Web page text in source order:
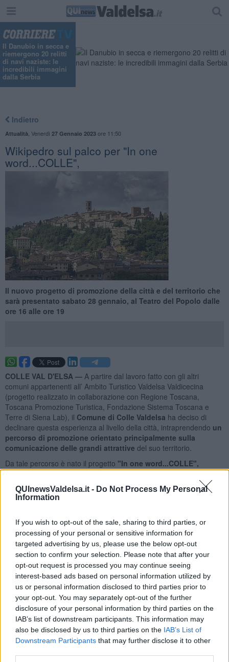
QUInewsValdelsa.it - Do Not Process My Personal
Information
If you wish to opt-out of the sale, sharing to third parties, or
processing of your personal or sensitive information for
targeted advertising by us, please use the below opt-out
section to confirm your selection. Please note that after your
opt-out request is processed you may continue seeing
interest-based ads based on personal information utilized by
us or personal information disclosed to third parties prior to
your opt-out. You may separately opt-out of the further
disclosure of your personal information by third parties on the
IAB’s list of downstream participants. This information may
also be disclosed by us to third parties on the IAB’s List of
Downstream Participants that may further disclose it to other
Il Danubio in secca e
riemergono 20 relitti
di navi naziste: le
incredibili immagini
dalla Serbia
Indietro
Attualità Venerdì 27 Gennaio 2023ore 11:50
Wikipedro sul palco per "In one
word...COLLE",
Il nuovo progetto di promozione della città e del territorio che
sarà presentato sabato 28 gennaio, al Teatro del Popolo dalle
ore 16 alle ore 19
COLLE VAL D'ELSA — A partire dal lavoro fatto con gli altri
comuni appartenenti all’ Ambito Turistico Valdelsa Valdicecina
(progetto realizzato in collaborazione con Regione Toscana,
Toscana Promozione Turistica, Fondazione Sistema Toscana e
Terre di Siena Lab), il Comune di Colle Valdelsa ha deciso di
declinare questa esperienza al livello della città, intraprendendo un
percorso di promozione orientato principalmente sulla
comunicazione delle grandi attrattive del suo territorio.
Da tale percorso è nato il progetto "In one word...COLLE",
sviluppato in collaborazione con Ciclica, agenzia di comunicazione
e di consulenza strategico-creativa attiva nel campo del marketing
territoriale, insieme a Terre di Siena Lab. L'appuntamento è per
La presentazione si aprirà
con i saluti istituzionali seguiti da una
introduzione sul lavoro fatto per l’Ambito Valdelsa Valdicecina, a
cura di Marco Valenti, assessore alla cultura e al turismo di
Monteriggioni (Comune Capofila dell’Ambito) per inquadrare il
contesto all’interno del quale si muove il progetto “COLLE in one
word”, che sarà quindi presentato subito dopo da Francesco
Fanfani e Giovanni Morozzo, dell’agenzia Ciclica che lo hanno
sviluppato. Seguirà una breve presentazione, a cura dell’Assessore
Cristiano Bianchi, di alcuni progetti di promozione turistica che
l’Amministrazione ha messo in atto, e che fanno perno sul progetto